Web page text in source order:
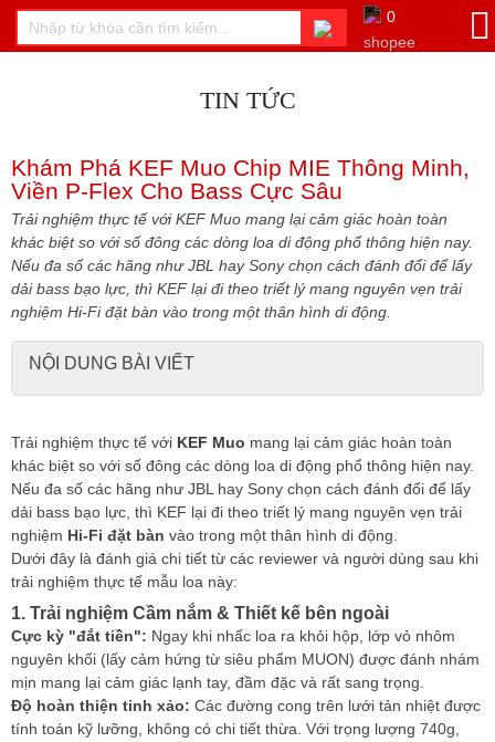
0
TIN TỨC
Khám Phá KEF Muo Chip MIE Thông Minh,
Viền P-Flex Cho Bass Cực Sâu
Trải nghiệm thực tế với KEF Muo mang lại cảm giác hoàn toàn
khác biệt so với số đông các dòng loa di động phổ thông hiện nay.
Nếu đa số các hãng như JBL hay Sony chọn cách đánh đổi để lấy
dải bass bạo lực, thì KEF lại đi theo triết lý mang nguyên vẹn trải
nghiệm Hi-Fi đặt bàn vào trong một thân hình di động.
NỘI DUNG BÀI VIẾT
Trải nghiệm thực tế với KEF Muo mang lại cảm giác hoàn toàn
khác biệt so với số đông các dòng loa di động phổ thông hiện nay.
Nếu đa số các hãng như JBL hay Sony chọn cách đánh đổi để lấy
dải bass bạo lực, thì KEF lại đi theo triết lý mang nguyên vẹn trải
nghiệm Hi-Fi đặt bàn vào trong một thân hình di động.
Dưới đây là đánh giá chi tiết từ các reviewer và người dùng sau khi
trải nghiệm thực tế mẫu loa này:
1. Trải nghiệm Cầm nắm & Thiết kế bên ngoài
Cực kỳ "đắt tiền": Ngay khi nhấc loa ra khỏi hộp, lớp vỏ nhôm
nguyên khối (lấy cảm hứng từ siêu phẩm MUON) được đánh nhám
mịn mang lại cảm giác lạnh tay, đầm đặc và rất sang trọng.
Độ hoàn thiện tinh xảo: Các đường cong trên lưới tản nhiệt được
tính toán kỹ lưỡng, không có chi tiết thừa. Với trọng lượng 740g,